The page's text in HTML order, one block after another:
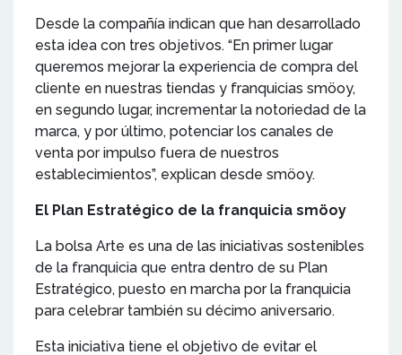
Desde la compañía indican que han desarrollado
esta idea con tres objetivos. “En primer lugar
queremos mejorar la experiencia de compra del
cliente en nuestras tiendas y franquicias smöoy,
en segundo lugar, incrementar la notoriedad de la
marca, y por último, potenciar los canales de
venta por impulso fuera de nuestros
establecimientos”, explican desde smöoy.
El Plan Estratégico de la franquicia smöoy
La bolsa Arte es una de las iniciativas sostenibles
de la franquicia que entra dentro de su Plan
Estratégico, puesto en marcha por la franquicia
para celebrar también su décimo aniversario.
Esta iniciativa tiene el objetivo de evitar el